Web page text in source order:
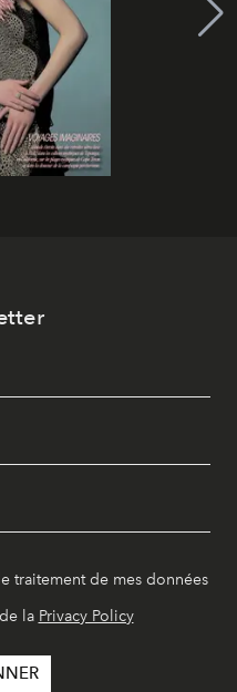
traitement de mes données
la Privacy Policy